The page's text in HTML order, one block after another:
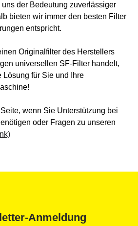
der Bedeutung zuverlässiger
bieten wir immer den besten Filter
entspricht.
Originalfilter des Herstellers
universellen SF-Filter handelt,
für Sie und Ihre
wenn Sie Unterstützung bei
oder Fragen zu unseren
Anmeldung